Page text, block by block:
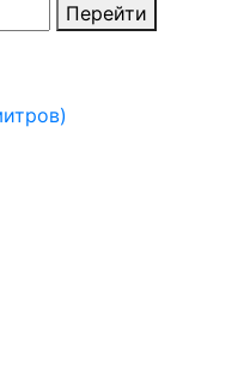
Перейти